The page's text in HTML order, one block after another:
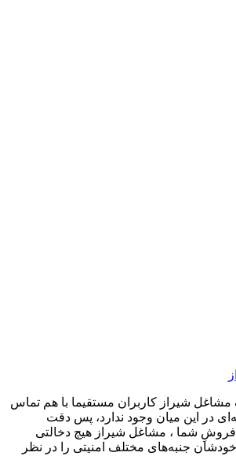
کاربران مستقیما با هم تماس
میان وجود ندارد، پس دقت
، مشاغل شیراز هیچ دخالتی
مختلف امنیتی را در نظر